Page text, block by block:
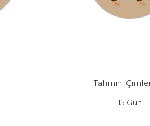
Tahmini
15 Gün